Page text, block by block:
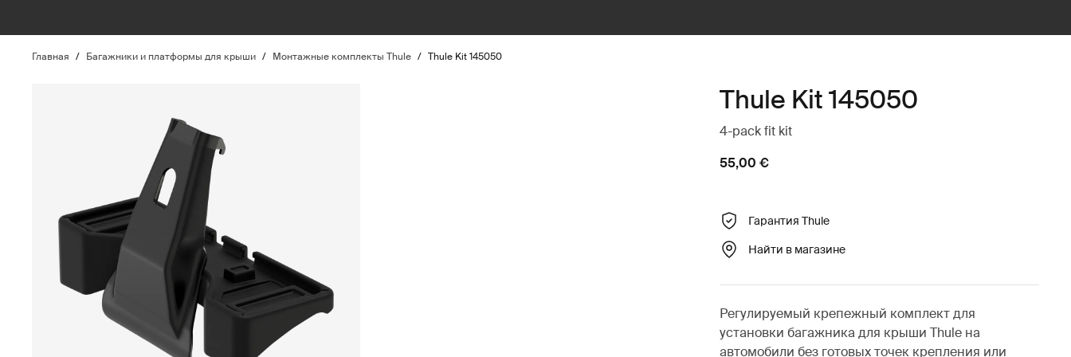
Главная / Багажники и платформы для крыши / Монтажные комплекты Thule / Thule Kit 145050
Thule Kit 145050
4-pack fit kit
55,00 €
Гарантия Thule
Найти в магазине
Регулируемый крепежный комплект для
установки багажника для крыши Thule на
автомобили без готовых точек крепления или